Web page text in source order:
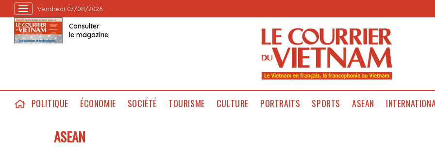
Vendredi 07/08/2026
Consulter
le magazine
POLITIQUE ÉCONOMIE SOCIÉTÉ TOURISME CULTURE PORTRAITS SPORTS ASEAN
ASEAN